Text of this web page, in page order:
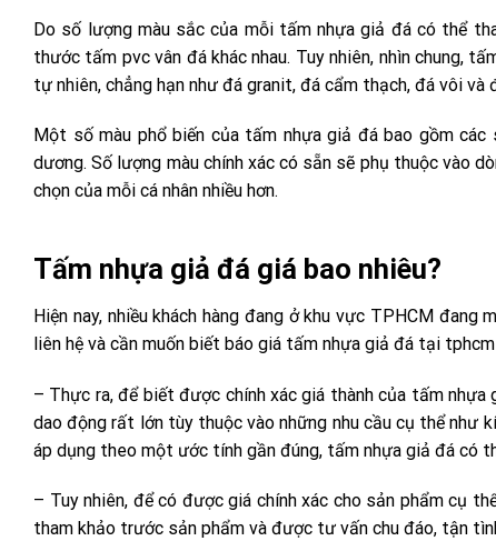
Do số lượng màu sắc của mỗi tấm nhựa giả đá có thể
thước tấm pvc vân đá khác nhau. Tuy nhiên, nhìn chung,
tự nhiên, chẳng hạn như đá granit, đá cẩm thạch, đá vôi và
Một số màu phổ biến của tấm nhựa giả đá bao gồm
dương. Số lượng màu chính xác có sẵn sẽ phụ thuộc vào
chọn của mỗi cá nhân nhiều hơn.
Tấm nhựa giả đá giá bao nhiêu?
Hiện nay, nhiều khách hàng đang ở khu vực TPHCM
liên hệ và cần muốn biết báo giá tấm nhựa giả đá tại
– Thực ra, để biết được chính xác giá thành của tấm
dao động rất lớn tùy thuộc vào những nhu cầu cụ thể như
áp dụng theo một ước tính gần đúng, tấm nhựa giả đá có
– Tuy nhiên, để có được giá chính xác cho sản phẩm cụ
tham khảo trước sản phẩm và được tư vấn chu đáo, tận